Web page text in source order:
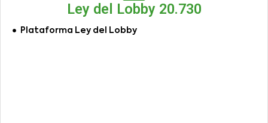
Ley del Lobby 20.730
Plataforma Ley del Lobby